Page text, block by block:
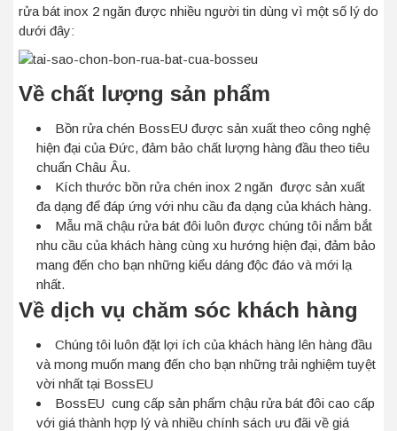
rửa bát inox 2 ngăn được nhiều người tin dùng vì một số lý do
dưới đây:
Về chất lượng sản phẩm
Bồn rửa chén BossEU được sản xuất theo công nghệ
hiện đại của Đức, đảm bảo chất lượng hàng đầu theo tiêu
chuẩn Châu Âu.
Kích thước bồn rửa chén inox 2 ngăn được sản xuất
đa dạng để đáp ứng với nhu cầu đa dạng của khách hàng.
Mẫu mã chậu rửa bát đôi luôn được chúng tôi nắm bắt
nhu cầu của khách hàng cùng xu hướng hiện đại, đảm bảo
mang đến cho bạn những kiểu dáng độc đáo và mới lạ
nhất.
Về dịch vụ chăm sóc khách hàng
Chúng tôi luôn đặt lợi ích của khách hàng lên hàng đầu
và mong muốn mang đến cho bạn những trải nghiệm tuyệt
vời nhất tại BossEU
BossEU cung cấp sản phẩm chậu rửa bát đôi cao cấp
với giá thành hợp lý và nhiều chính sách ưu đãi về giá